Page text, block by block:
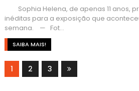
Sophia Helena, de apenas 11 anos,
inéditas para a exposição que
semana. — Fot...
SAIBA MAIS!
1 2 3